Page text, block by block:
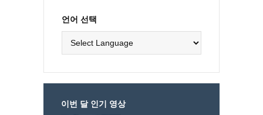
언어 선택
이번 달 인기 영상